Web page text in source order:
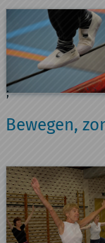
;
Bewegen,